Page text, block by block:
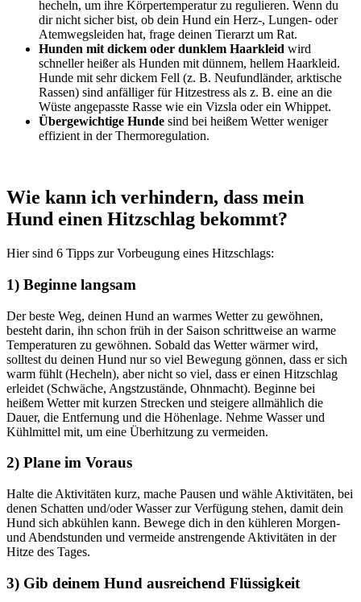
hecheln, um ihre Körpertemperatur zu regulieren. Wenn du
dir nicht sicher bist, ob dein Hund ein Herz-, Lungen- oder
Atemwegsleiden hat, frage deinen Tierarzt um Rat.
Hunden mit dickem oder dunklem Haarkleid wird
schneller heißer als Hunden mit dünnem, hellem Haarkleid.
Hunde mit sehr dickem Fell (z. B. Neufundländer, arktische
Rassen) sind anfälliger für Hitzestress als z. B. eine an die
Wüste angepasste Rasse wie ein Vizsla oder ein Whippet.
Übergewichtige Hunde sind bei heißem Wetter weniger
effizient in der Thermoregulation.
Wie kann ich verhindern, dass mein
Hund einen Hitzschlag bekommt?
Hier sind 6 Tipps zur Vorbeugung eines Hitzschlags:
1) Beginne langsam
Der beste Weg, deinen Hund an warmes Wetter zu gewöhnen,
besteht darin, ihn schon früh in der Saison schrittweise an warme
Temperaturen zu gewöhnen. Sobald das Wetter wärmer wird,
solltest du deinen Hund nur so viel Bewegung gönnen, dass er sich
warm fühlt (Hecheln), aber nicht so viel, dass er einen Hitzschlag
erleidet (Schwäche, Angstzustände, Ohnmacht). Beginne bei
heißem Wetter mit kurzen Strecken und steigere allmählich die
Dauer, die Entfernung und die Höhenlage. Nehme Wasser und
Kühlmittel mit, um eine Überhitzung zu vermeiden.
2) Plane im Voraus
Halte die Aktivitäten kurz, mache Pausen und wähle Aktivitäten, bei
denen Schatten und/oder Wasser zur Verfügung stehen, damit dein
Hund sich abkühlen kann. Bewege dich in den kühleren Morgen-
und Abendstunden und vermeide anstrengende Aktivitäten in der
Hitze des Tages.
3) Gib deinem Hund ausreichend Flüssigkeit